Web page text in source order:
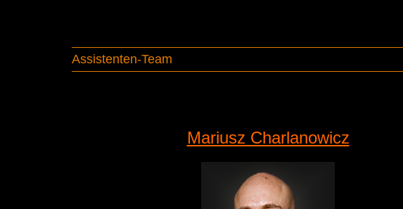
Assistenten-Team
Mariusz Charlanowicz